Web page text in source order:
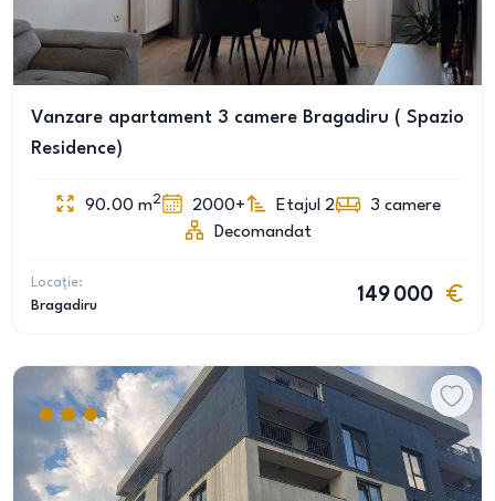
Vanzare apartament 3 camere Bragadiru ( Spazio
Residence)
90.00 m2 2000+ Etajul 2 3 camere
Decomandat
Locație:
Bragadiru
149 000